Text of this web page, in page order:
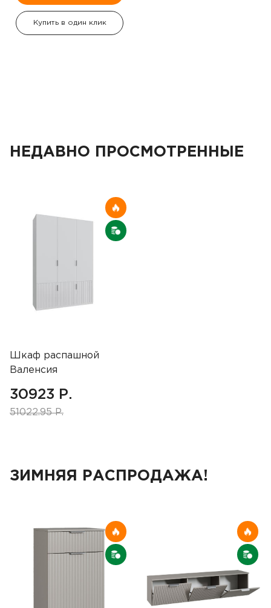
Купить в один клик
НЕДАВНО ПРОСМОТРЕННЫЕ
Шкаф распашной
Валенсия
30923 Р.
51022.95 Р.
ЗИМНЯЯ РАСПРОДАЖА!